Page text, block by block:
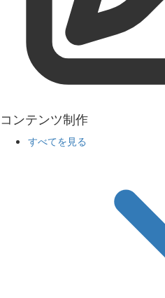
コンテンツ制作
すべてを見る